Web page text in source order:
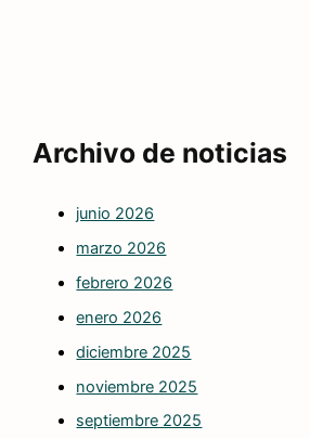
Archivo de noticias
junio 2026
marzo 2026
febrero 2026
enero 2026
diciembre 2025
noviembre 2025
septiembre 2025